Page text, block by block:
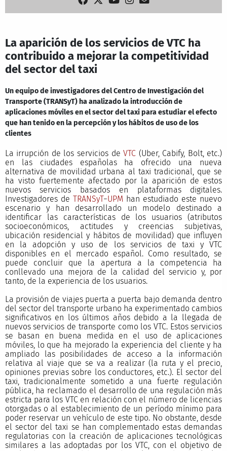
La aparición de los servicios de VTC ha
contribuido a mejorar la competitividad
del sector del taxi
Un equipo de investigadores del Centro de Investigación del
Transporte (TRANSyT) ha analizado la introducción de
aplicaciones móviles en el sector del taxi para estudiar el efecto
que han tenido en la percepción y los hábitos de uso de los
clientes
La irrupción de los servicios deVTC (Uber, Cabify, Bolt, etc.)
en las ciudades españolas ha ofrecido una nueva
alternativa de movilidad urbana al taxi tradicional, que se
ha visto fuertemente afectado por la aparición de estos
nuevos servicios basados en plataformas digitales.
Investigadores de TRANSyT−UPM han estudiado este nuevo
escenario y han desarrollado un modelo destinado a
identificar las características de los usuarios (atributos
socioeconómicos, actitudes y creencias subjetivas,
ubicación residencial y hábitos de movilidad) que influyen
en la adopción y uso de los servicios de taxi y VTC
disponibles en el mercado español. Como resultado, se
puede concluir que la apertura a la competencia ha
conllevado una mejora de la calidad del servicio y, por
tanto, de la experiencia de los usuarios.
La provisión de viajes puerta a puerta bajo demanda dentro
del sector del transporte urbano ha experimentado cambios
significativos en los últimos años debido a la llegada de
nuevos servicios de transporte como los VTC. Estos servicios
se basan en buena medida en el uso de aplicaciones
móviles, lo que ha mejorado la experiencia del cliente y ha
ampliado las posibilidades de acceso a la información
relativa al viaje que se va a realizar (la ruta y el precio,
opiniones previas sobre los conductores, etc.). El sector del
taxi, tradicionalmente sometido a una fuerte regulación
pública, ha reclamado el desarrollo de una regulación más
estricta para los VTC en relación con el número de licencias
otorgadas o al establecimiento de un período mínimo para
poder reservar un vehículo de este tipo. No obstante, desde
el sector del taxi se han complementado estas demandas
regulatorias con la creación de aplicaciones tecnológicas
similares a las adoptadas por los VTC, con el objetivo de